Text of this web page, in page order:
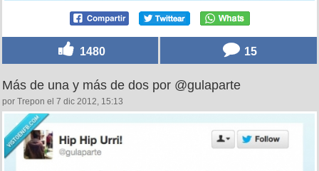
1480 15
Más de una y más de dos por @gulaparte
por Trepon el 7 dic 2012, 15:13